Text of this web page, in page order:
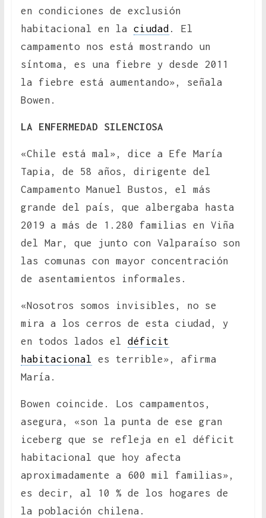
en condiciones de exclusión
habitacional en la ciudad . El
campamento nos está mostrando un
síntoma, es una fiebre y desde 2011
la fiebre está aumentando», señala
Bowen.
LA ENFERMEDAD SILENCIOSA
«Chile está mal», dice a Efe María
Tapia, de 58 años, dirigente del
Campamento Manuel Bustos, el más
grande del país, que albergaba hasta
2019 a más de 1.280 familias en Viña
del Mar, que junto con Valparaíso son
las comunas con mayor concentración
de asentamientos informales.
«Nosotros somos invisibles, no se
mira a los cerros de esta ciudad, y
en todos lados el déficit
habitacional es terrible», afirma
María.
Bowen coincide. Los campamentos,
asegura, «son la punta de ese gran
iceberg que se refleja en el déficit
habitacional que hoy afecta
aproximadamente a 600 mil familias»,
es decir, al 10 % de los hogares de
la población chilena.